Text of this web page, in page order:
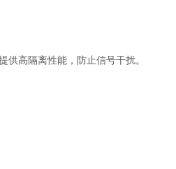
供高隔离性能，防止信号干扰。